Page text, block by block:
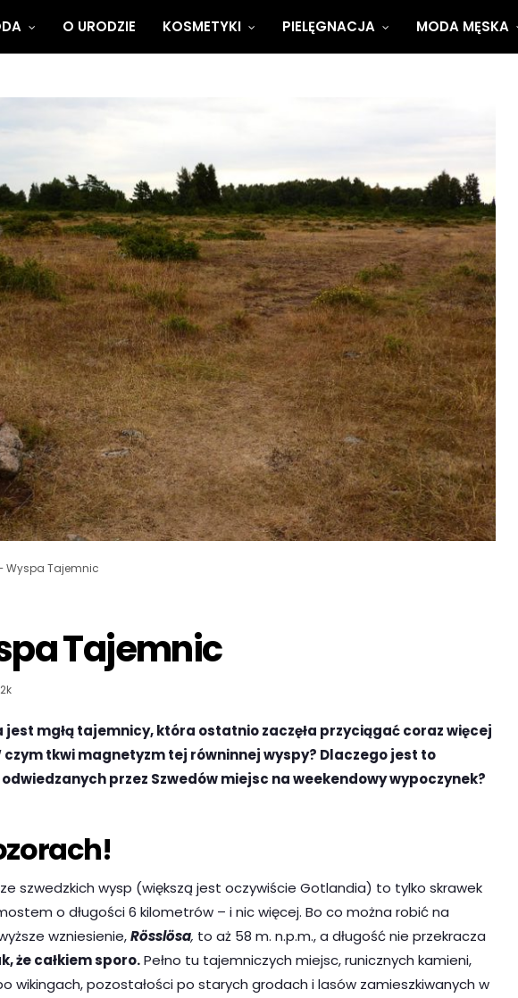
O URODZIE KOSMETYKI PIELĘGNACJA MODA MĘSKA
Wyspa Tajemnic
Tajemnic
2k
mgłą tajemnicy, która ostatnio zaczęła przyciągać coraz więcej
czym tkwi magnetyzm tej równinnej wyspy? Dlaczego jest to
przez Szwedów miejsc na weekendowy wypoczynek?
szwedzkich wysp (większą jest oczywiście Gotlandia) to tylko skrawek
o długości 6 kilometrów – i nic więcej. Bo co można robić na
wzniesienie,Rösslösa, to aż 58 m. n.p.m., a długość nie przekracza
że całkiem sporo.Pełno tu tajemniczych miejsc, runicznych kamieni,
wikingach, pozostałości po starych grodach i lasów zamieszkiwanych w